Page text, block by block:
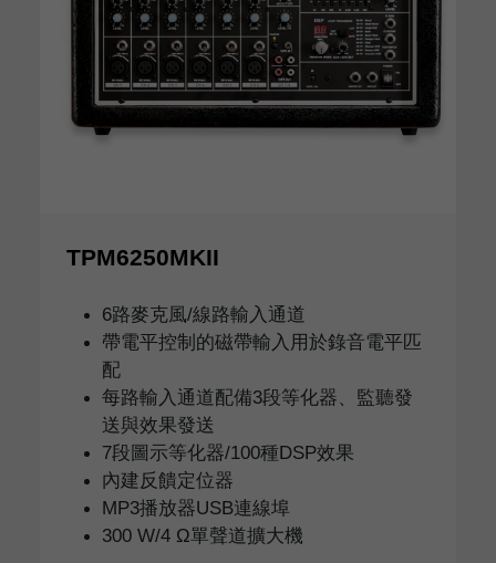
TPM6250MKII
6路麥克風/線路輸入通道
帶電平控制的磁帶輸入用於錄音電平匹
配
每路輸入通道配備3段等化器、監聽發
送與效果發送
7段圖示等化器/100種DSP效果
內建反饋定位器
MP3播放器USB連線埠
300 W/4 Ω單聲道擴大機